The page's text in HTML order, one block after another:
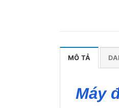
MÔ TẢ
Máy